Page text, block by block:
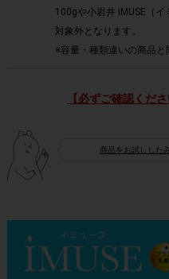
100gや小岩井 iMUSE（
対象外となります。
※容量・種類違いの商品と
【必ずご確認くだ
商品をお試しした